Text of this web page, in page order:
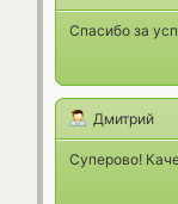
Спасибо за
Дмитрий
Суперово!